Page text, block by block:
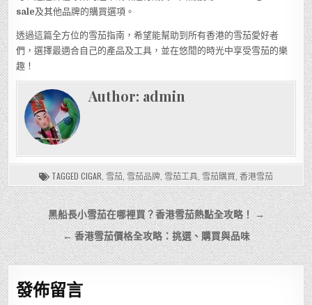
sale及其他品牌的購買選項。
透過這篇全方位的雪茄指南，希望能幫助到所有香港的雪茄愛好者
們，選擇最適合自己的產品及工具，並在悠閒的時光中享受雪茄的樂
趣！
Author: admin
TAGGED CIGAR 雪茄 雪茄品牌 雪茄工具 雪茄購買 香港雪茄
文
章
導
覽
黑船長小雪茄在哪裡買？香港雪茄熱點全攻略！ →
← 香港雪茄價格全攻略：挑選、購買與品味
發佈留言